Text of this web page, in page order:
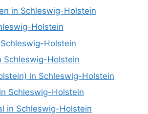
in Schleswig-Holstein
Holstein
Holstein
Schleswig-Holstein
in Schleswig-Holstein
Schleswig-Holstein
in Schleswig-Holstein